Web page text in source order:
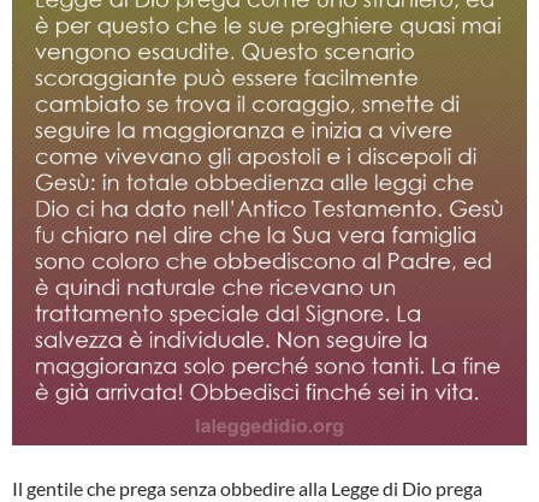
Il gentile che prega senza obbedire alla Legge di Dio prega